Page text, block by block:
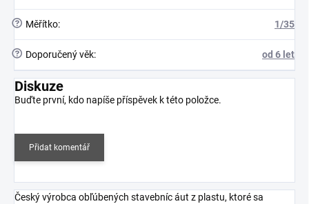
? Měřítko: 1/35
? Doporučený věk: od 6 let
Diskuze
Buďte první, kdo napíše příspěvek k této položce.
Přidat komentář
Český výrobca obľúbených stavebníc áut z plastu, ktoré sa